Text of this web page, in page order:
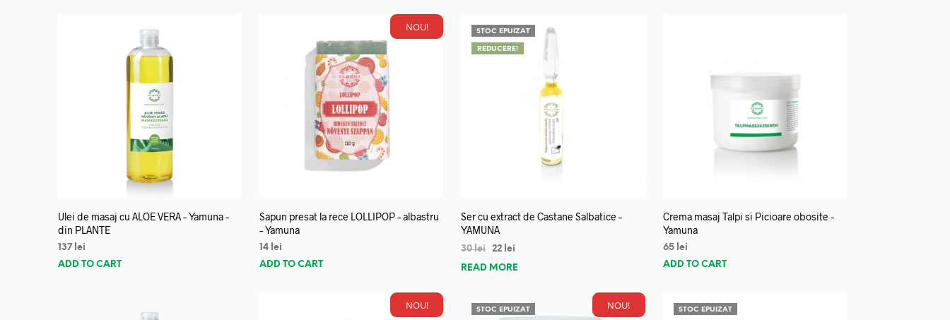
Ulei de masaj cu ALOE VERA – Yamuna –
din PLANTE
137 lei
ADD TO CART
NOU!
Sapun presat la rece LOLLIPOP – albastru
– Yamuna
14 lei
ADD TO CART
STOC EPUIZAT
REDUCERE!
Ser cu extract de Castane Salbatice –
YAMUNA
30lei 22 lei
READ MORE
Crema masaj Talpi si Picioare obosite –
Yamuna
65 lei
ADD TO CART
NOU! NOU!
STOC EPUIZAT STOC EPUIZAT